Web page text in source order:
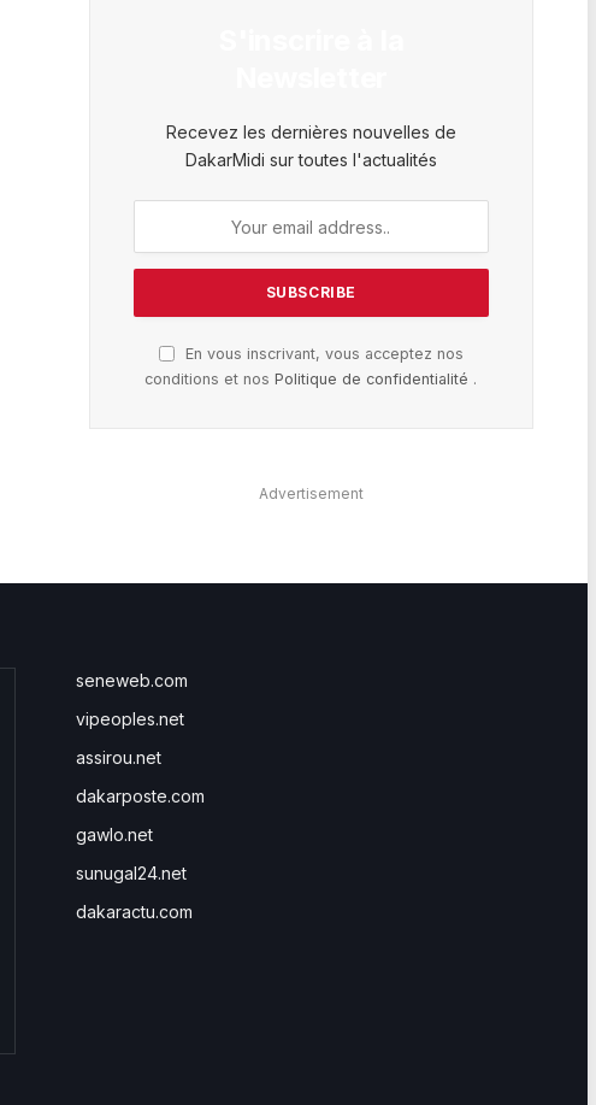
Recevez les dernières nouvelles de
DakarMidi sur toutes l'actualités
En vous inscrivant, vous acceptez nos
conditions et nosPolitique de confidentialité .
Advertisement
seneweb.com
vipeoples.net
assirou.net
dakarposte.com
gawlo.net
sunugal24.net
dakaractu.com